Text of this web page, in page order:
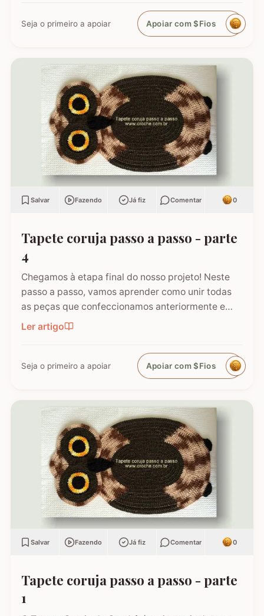
expressão e personalidade! Este tapete é um
sucesso absoluto e, seguindo os…
Seja o primeiro a apoiar Apoiar com $Fios
Salvar Fazendo Já fiz Comentar 0
Tapete coruja passo a passo - parte
4
Chegamos à etapa final do nosso projeto! Neste
passo a passo, vamos aprender como unir todas
as peças que confeccionamos anteriormente e
finalizar o Tapete Coruja. Esta é a fase onde o
trabalho ganha vida, exigindo atenção aos
detalhes da costura para que o acabamento fique
perfeito e profissional.…
Ler artigo
Seja o primeiro a apoiar Apoiar com $Fios
Salvar Fazendo Já fiz Comentar 0
Tapete coruja passo a passo - parte
1